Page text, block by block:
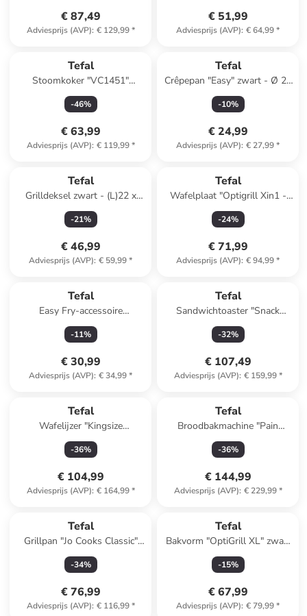
€ 87,49
Adviesprijs (AVP): € 129,99*
€ 51,99
Adviesprijs (AVP): € 64,99*
Tefal
Stoomkoker "VC1451"
zilverkleurig/wit
-46%
€ 63,99
Adviesprijs (AVP): € 119,99*
Tefal
Crêpepan "Easy" zwart - Ø 25
cm
-10%
€ 24,99
Adviesprijs (AVP): € 27,99*
Tefal
Grilldeksel zwart - (L)22 x
(B)22 cm
-21%
€ 46,99
Adviesprijs (AVP): € 59,99*
Tefal
Wafelplaat "Optigrill Xin1 -
XA730810" zwart/zilverkleurig
-24%
€ 71,99
Adviesprijs (AVP): € 94,99*
Tefal
Easy Fry-accessoire
zwart/zilverkleurig
-11%
€ 30,99
Adviesprijs (AVP): € 34,99*
Tefal
Sandwichtoaster "Snack
Collection" zilverkleurig
-32%
€ 107,49
Adviesprijs (AVP): € 159,99*
Tefal
Wafelijzer "Kingsize
WM756D12"
zwart/zilverkleurig
-36%
€ 104,99
Adviesprijs (AVP): € 164,99*
Tefal
Broodbakmachine "Pain
Delices" zilverkleurig/zwart
-36%
€ 144,99
Adviesprijs (AVP): € 229,99*
Tefal
Grillpan "Jo Cooks Classic"
zwart - (B)23 x (H)27 cm
-34%
€ 76,99
Adviesprijs (AVP): € 116,99*
Tefal
Bakvorm "OptiGrill XL" zwart
- 1,6 l
-15%
€ 67,99
Adviesprijs (AVP): € 79,99*